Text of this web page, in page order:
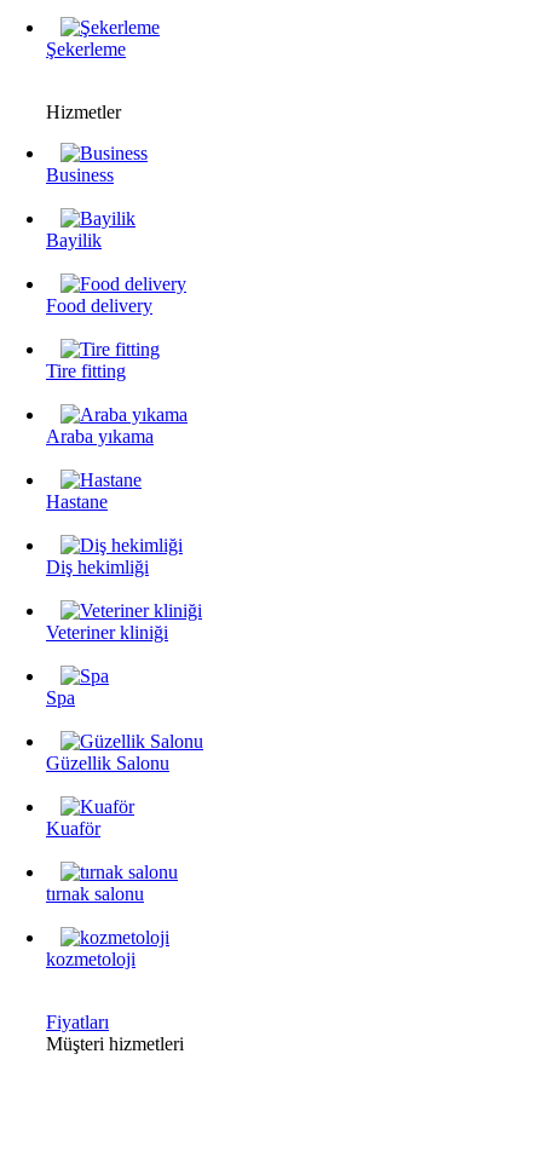
Şekerleme
Hizmetler
Business
Bayilik
Food delivery
Tire fitting
Araba yıkama
Hastane
Diş hekimliği
Veteriner kliniği
Spa
Güzellik Salonu
Kuaför
tırnak salonu
kozmetoloji
Fiyatları
Müşteri hizmetleri